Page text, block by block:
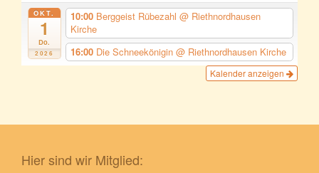
OKT.
1
Do.
2026
10:00 Berggeist Rübezahl @ Riethnordhausen
Kirche
16:00 Die Schneekönigin @ Riethnordhausen Kirche
Kalender anzeigen
Hier sind wir Mitglied: